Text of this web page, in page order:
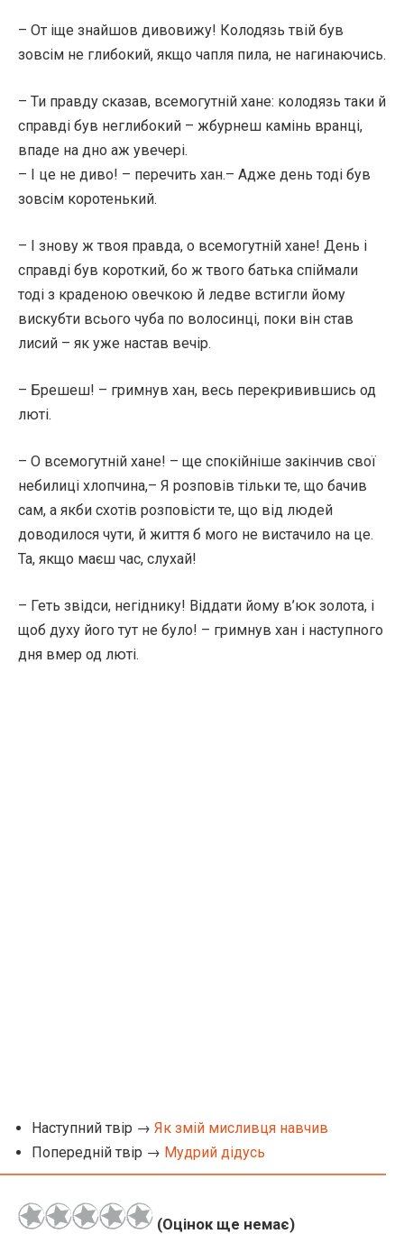
– От іще знайшов дивовижу! Колодязь твій був
зовсім не глибокий, якщо чапля пила, не нагинаючись.
– Ти правду сказав, всемогутній хане: колодязь таки й
справді був неглибокий – жбурнеш камінь вранці,
впаде на дно аж увечері.
– І це не диво! – перечить хан.– Адже день тоді був
зовсім коротенький.
– І знову ж твоя правда, о всемогутній хане! День і
справді був короткий, бо ж твого батька спіймали
тоді з краденою овечкою й ледве встигли йому
вискубти всього чуба по волосинці, поки він став
лисий – як уже настав вечір.
– Брешеш! – гримнув хан, весь перекривившись од
люті.
– О всемогутній хане! – ще спокійніше закінчив свої
небилиці хлопчина,– Я розповів тільки те, що бачив
сам, а якби схотів розповісти те, що від людей
доводилося чути, й життя б мого не вистачило на це.
Та, якщо маєш час, слухай!
– Геть звідси, негіднику! Віддати йому в’юк золота, і
щоб духу його тут не було! – гримнув хан і наступного
дня вмер од люті.
Наступний твір → Як змій мисливця навчив
Попередній твір → Мудрий дідусь
(Оцінок ще немає)